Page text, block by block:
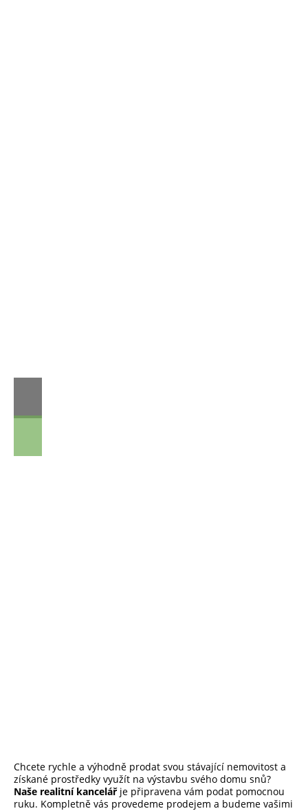
Chcete rychle a výhodně prodat svou stávající nemovitost a
získané prostředky využít na výstavbu svého domu snů?
Naše realitní kancelář je připravena vám podat pomocnou
ruku. Kompletně vás provedeme prodejem a budeme vašimi